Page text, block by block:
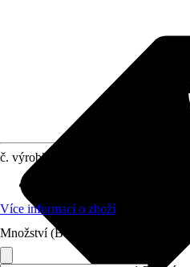
č. výrobku
Více informací o zboží
Množství (Balení)